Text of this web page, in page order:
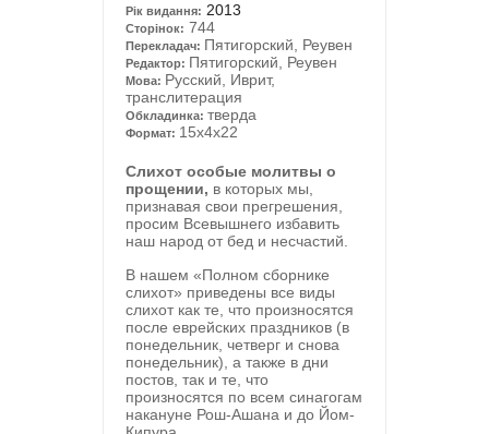
Рік видання: 2013
Сторінок: 744
Перекладач: Пятигорский, Реувен
Редактор: Пятигорский, Реувен
Мова: Русский, Иврит,
транслитерация
Обкладинка: тверда
Формат: 15x4x22
Слихот особые молитвы о
прощении, в которых мы,
признавая свои прегрешения,
просим Всевышнего избавить
наш народ от бед и несчастий.
В нашем «Полном сборнике
слихот» приведены все виды
слихот как те, что произносятся
после еврейских праздников (в
понедельник, четверг и снова
понедельник), а также в дни
постов, так и те, что
произносятся по всем синагогам
накануне Рош-Ашана и до Йом-